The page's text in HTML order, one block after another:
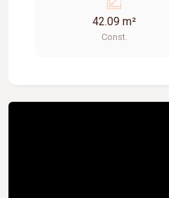
09/06/2026) - esses
mensalmente pelo INCC.
42.09 m²
Const.